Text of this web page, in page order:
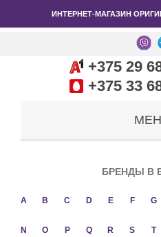
ИНТЕРНЕТ-МАГАЗИН
+375 29
+375 33
БРЕНДЫ В
A B C D E F G
N O P Q R S T